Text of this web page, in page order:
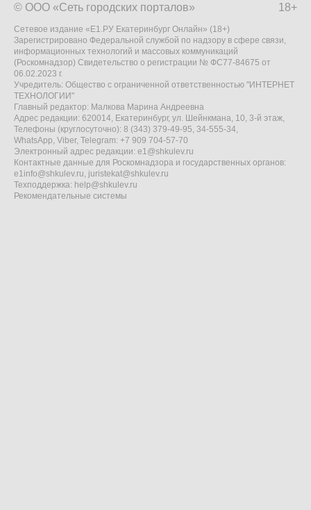
18+
© ООО «Сеть городских порталов»
Сетевое издание «Е1.РУ Екатеринбург Онлайн» (18+)
Зарегистрировано Федеральной службой по надзору в сфере связи,
информационных технологий и массовых коммуникаций
(Роскомнадзор) Свидетельство о регистрации № ФС77-84675 от
06.02.2023 г.
Учредитель: Общество с ограниченной ответственностью "ИНТЕРНЕТ
ТЕХНОЛОГИИ"
Главный редактор: Малкова Марина Андреевна
Адрес редакции: 620014, Екатеринбург, ул. Шейнкмана, 10, 3-й этаж,
Телефоны (круглосуточно): 8 (343) 379-49-95, 34-555-34,
WhatsApp, Viber, Telegram: +7 909 704-57-70
Электронный адрес редакции: e1@shkulev.ru
Контактные данные для Роскомнадзора и государственных органов:
e1info@shkulev.ru, juristekat@shkulev.ru
Техподдержка: help@shkulev.ru
Рекомендательные системы